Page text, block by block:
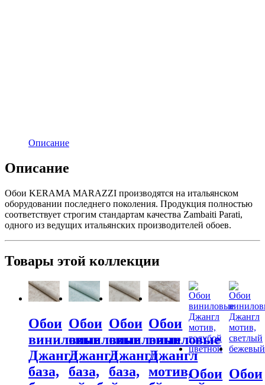
Описание
Описание
Обои KERAMA MARAZZI производятся на итальянском
оборудовании последнего поколения. Продукция полностью
соответствует строгим стандартам качества Zambaiti Parati,
одного из ведущих итальянских производителей обоев.
Товары этой коллекции
Обои
виниловые
Джангл
база,
Обои
виниловые
Джангл
база,
Обои
виниловые
Джангл
база,
Обои
виниловые
Джангл
мотив,Обои Обои